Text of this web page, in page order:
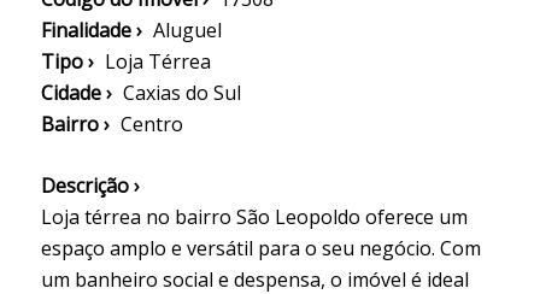
Finalidade › Aluguel
Tipo › Loja Térrea
Cidade › Caxias do Sul
Bairro › Centro
Descrição ›
Loja térrea no bairro São Leopoldo oferece um
espaço amplo e versátil para o seu negócio. Com
um banheiro social e despensa, o imóvel é ideal